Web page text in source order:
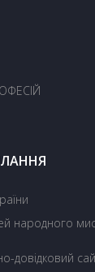
народного
довідковий